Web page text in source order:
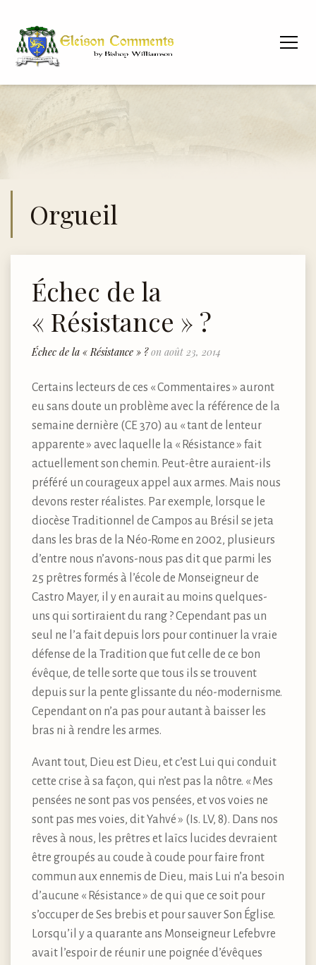
Orgueil
Échec de la
« Résistance » ?
Échec de la « Résistance » ?on août 23, 2014
Certains lecteurs de ces « Commentaires » auront
eu sans doute un problème avec la référence de la
semaine dernière (CE 370) au « tant de lenteur
apparente » avec laquelle la « Résistance » fait
actuellement son chemin. Peut-être auraient-ils
préféré un courageux appel aux armes. Mais nous
devons rester réalistes. Par exemple, lorsque le
diocèse Traditionnel de Campos au Brésil se jeta
dans les bras de la Néo-Rome en 2002, plusieurs
d’entre nous n’avons-nous pas dit que parmi les
25 prêtres formés à l’école de Monseigneur de
Castro Mayer, il y en aurait au moins quelques-
uns qui sortiraient du rang ? Cependant pas un
seul ne l’a fait depuis lors pour continuer la vraie
défense de la Tradition que fut celle de ce bon
évêque, de telle sorte que tous ils se trouvent
depuis sur la pente glissante du néo-modernisme.
Cependant on n’a pas pour autant à baisser les
bras ni à rendre les armes.
Avant tout, Dieu est Dieu, et c’est Lui qui conduit
cette crise à sa façon, qui n’est pas la nôtre. « Mes
pensées ne sont pas vos pensées, et vos voies ne
sont pas mes voies, dit Yahvé » (Is. LV, 8). Dans nos
rêves à nous, les prêtres et laïcs lucides devraient
être groupés au coude à coude pour faire front
commun aux ennemis de Dieu, mais Lui n’a besoin
d’aucune « Résistance » de qui que ce soit pour
s’occuper de Ses brebis et pour sauver Son Église.
Lorsqu’il y a quarante ans Monseigneur Lefebvre
avait l’espoir de réunir une poignée d’évêques